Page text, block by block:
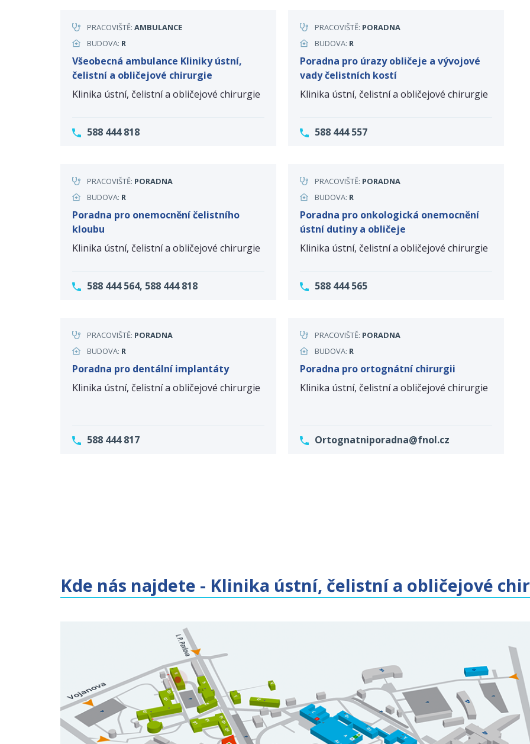
PRACOVIŠTĚ: AMBULANCE
BUDOVA: R
Všeobecná ambulance Kliniky ústní,
čelistní a obličejové chirurgie
Klinika ústní, čelistní a obličejové chirurgie
588 444 818
PRACOVIŠTĚ: PORADNA
BUDOVA: R
Poradna pro úrazy obličeje a vývojové
vady čelistních kostí
Klinika ústní, čelistní a obličejové chirurgie
588 444 557
PRACOVIŠTĚ: PORADNA
BUDOVA: R
Poradna pro onemocnění čelistního
kloubu
Klinika ústní, čelistní a obličejové chirurgie
588 444 564, 588 444 818
PRACOVIŠTĚ: PORADNA
BUDOVA: R
Poradna pro onkologická onemocnění
ústní dutiny a obličeje
Klinika ústní, čelistní a obličejové chirurgie
588 444 565
PRACOVIŠTĚ: PORADNA
BUDOVA: R
Poradna pro dentální implantáty
Klinika ústní, čelistní a obličejové chirurgie
588 444 817
PRACOVIŠTĚ: PORADNA
BUDOVA: R
Poradna pro ortognátní chirurgii
Klinika ústní, čelistní a obličejové chirurgie
Ortognatniporadna@fnol.cz
Kde nás najdete - Klinika ústní, čelistní a obličejové